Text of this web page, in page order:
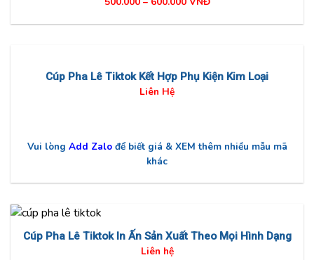
Cúp Pha Lê Tiktok Kết Hợp Phụ Kiện Kim Loại
Liên Hệ
Vui lòng Add Zalo để biết giá & XEM thêm nhiều mẫu mã
khác
Cúp Pha Lê Tiktok In Ấn Sản Xuất Theo Mọi Hình Dạng
Liên hệ